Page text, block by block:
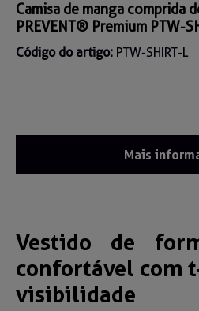
Camisa de manga comprida
PREVENT® Premium PTW-
Código do artigo: PTW-SHIRT-L
Mais
Vestido de
confortável com
visibilidade